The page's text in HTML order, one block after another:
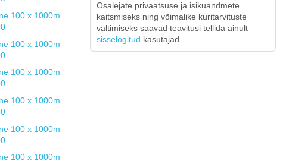
Osalejate privaatsuse ja isikuandmete
kaitsmiseks ning võimalike kuritarvituste
vältimiseks saavad teavitusi tellida ainult
sisselogitud kasutajad.